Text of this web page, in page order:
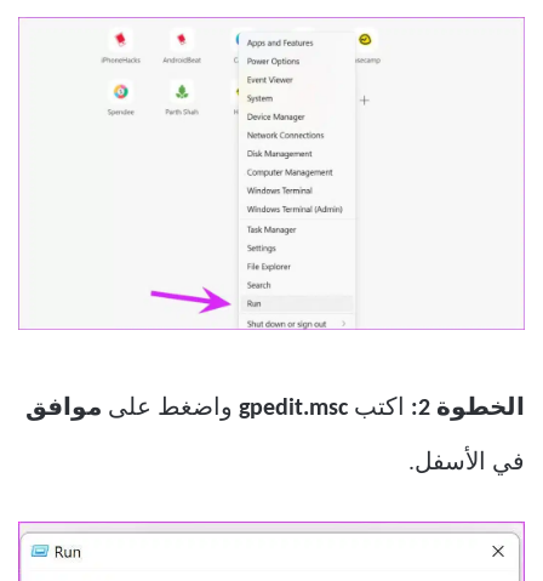
الخطوة 2: اكتب gpedit.msc واضغط على موافق
في الأسفل.